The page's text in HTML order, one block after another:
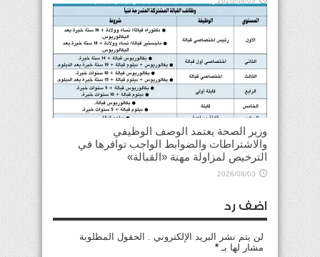
وزير الصحة يعتمد الوصف الوظيفي
والاشتراطات والضوابط الواجب توافرها في
الترخيص لمزاولة مهنة «القبالة»
2026/08/03
اضف رد
لن يتم نشر البريد الإلكتروني . الحقول المطلوبة
مشار لها بـ *